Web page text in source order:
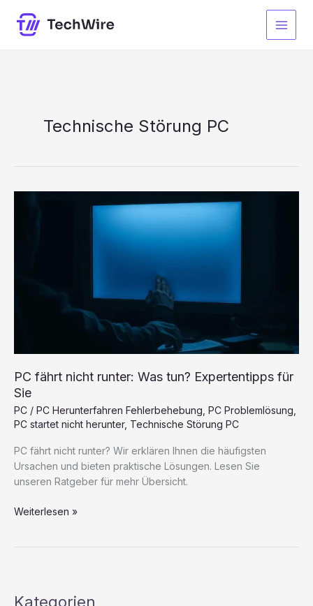
Inhalt
springen
Technische Störung PC
PC fährt nicht runter: Was tun? Expertentipps für
Sie
PC / PC Herunterfahren Fehlerbehebung PC Problemlösung
PC startet nicht herunter, Technische Störung PC
PC fährt nicht runter? Wir erklären Ihnen die häufigsten
Ursachen und bieten praktische Lösungen. Lesen Sie
unseren Ratgeber für mehr Übersicht.
PC
Expertentipps
Weiterlesen »
Kategorien